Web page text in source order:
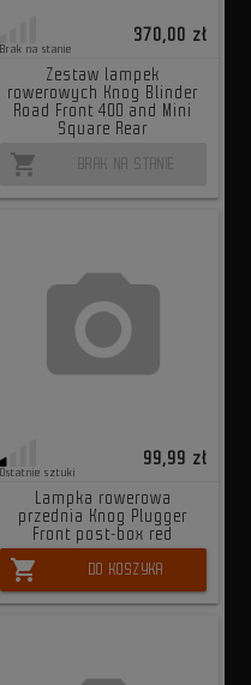
Brak na stanie
370,00 zł
Zestaw lampek
rowerowych Knog Blinder
Road Front 400 and Mini
Square Rear
shopping_cart BRAK NA STANIE
Ostatnie sztuki
99,99 zł
Lampka rowerowa
przednia Knog Plugger
Front post-box red
shopping_cart DO KOSZYKA